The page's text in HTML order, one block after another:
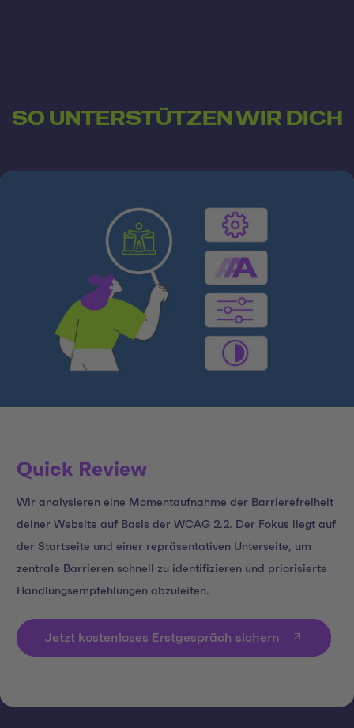
SO UNTERSTÜTZEN WIR DICH
Quick Review
Wir analysieren eine Momentaufnahme der Barrierefreiheit
deiner Website auf Basis der WCAG 2.2. Der Fokus liegt auf
der Startseite und einer repräsentativen Unterseite, um
zentrale Barrieren schnell zu identifizieren und priorisierte
Handlungsempfehlungen abzuleiten.
Jetzt kostenloses Erstgespräch sichern